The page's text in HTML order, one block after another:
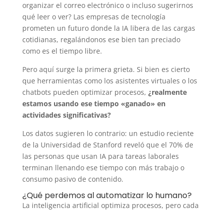
organizar el correo electrónico o incluso sugerirnos
qué leer o ver? Las empresas de tecnología
prometen un futuro donde la IA libera de las cargas
cotidianas, regalándonos ese bien tan preciado
como es el tiempo libre.
Pero aquí surge la primera grieta. Si bien es cierto
que herramientas como los asistentes virtuales o los
chatbots pueden optimizar procesos, ¿realmente
estamos usando ese tiempo «ganado» en
actividades significativas?
Los datos sugieren lo contrario: un estudio reciente
de la Universidad de Stanford reveló que el 70% de
las personas que usan IA para tareas laborales
terminan llenando ese tiempo con más trabajo o
consumo pasivo de contenido.
¿Qué perdemos al automatizar lo humano?
La inteligencia artificial optimiza procesos, pero cada